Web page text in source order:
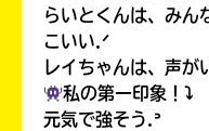
らいとくんは、みん
こいい.ᐟ
レイちゃんは、声が
私の第一印象！⤵︎
元気で強そう.ᐣ